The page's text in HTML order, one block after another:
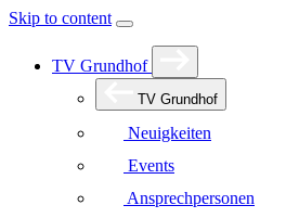
Skip to content
TV Grundhof
TV Grundhof
Neuigkeiten
Events
Ansprechpersonen